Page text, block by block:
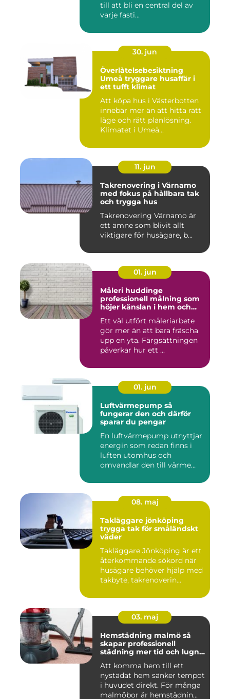
till att bli en central del av
varje fasti...
30. jun
Överlåtelsebesiktning
Umeå tryggare husaffär i
ett tufft klimat
Att köpa hus i Västerbotten
innebär mer än att hitta rätt
läge och rätt planlösning.
Klimatet i Umeå...
11. jun
Takrenovering i Värnamo
med fokus på hållbara tak
och trygga hus
Takrenovering Värnamo är
ett ämne som blivit allt
viktigare för husägare, b...
01. jun
Måleri huddinge
professionell målning som
höjer känslan i hem och
Ett väl utfört måleriarbete
gör mer än att bara fräscha
upp en yta. Färgsättningen
påverkar hur ett ...
01. jun
Luftvärmepump så
fungerar den och därför
sparar du pengar
En luftvärmepump utnyttjar
energin som redan finns i
luften utomhus och
omvandlar den till värme
08. maj
Takläggare jönköping
trygga tak för småländskt
väder
Takläggare Jönköping är ett
återkommande sökord när
husägare behöver hjälp med
takbyte, takrenoverin...
03. maj
Hemstädning malmö så
skapar professionell
städning mer tid och lugn i
Att komma hem till ett
nystädat hem sänker tempot
i huvudet direkt. För många
malmöbor är hemstädnin...